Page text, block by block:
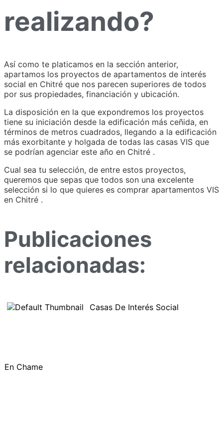
realizando?
Así como te platicamos en la sección anterior,
apartamos los proyectos de apartamentos de interés
social en Chitré que nos parecen superiores de todos
por sus propiedades, financiación y ubicación.
La disposición en la que expondremos los proyectos
tiene su iniciación desde la edificación más ceñida, en
términos de metros cuadrados, llegando a la edificación
más exorbitante y holgada de todas las casas VIS que
se podrían agenciar este año en Chitré .
Cual sea tu selección, de entre estos proyectos,
queremos que sepas que todos son una excelente
selección si lo que quieres es comprar apartamentos VIS
en Chitré .
Publicaciones
relacionadas:
Casas De Interés Social
En Chame